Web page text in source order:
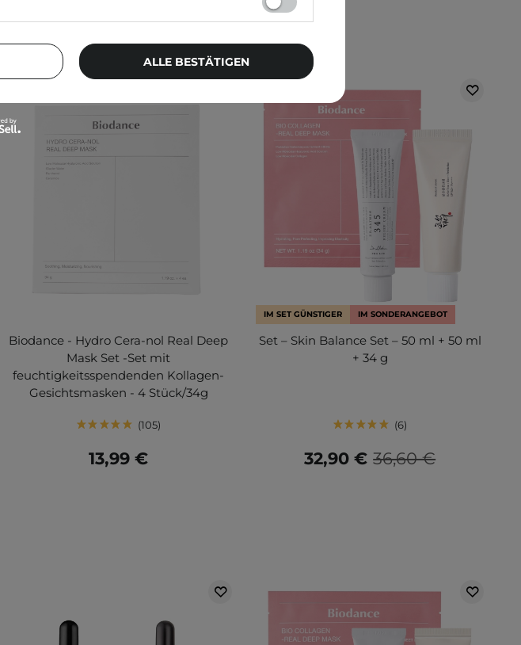
Biodance - Hydro Cera-nol Real Deep
Mask Set -Set mit
feuchtigkeitsspendenden Kollagen-
Gesichtsmasken - 4 Stück/34g
105
13,99 €
IM SET GÜNSTIGER IM SONDERANGEBOT
Set – Skin Balance Set – 50 ml + 50 ml
+ 34 g
6
36,60 €
32,90 €
ALLE BESTÄTIGEN